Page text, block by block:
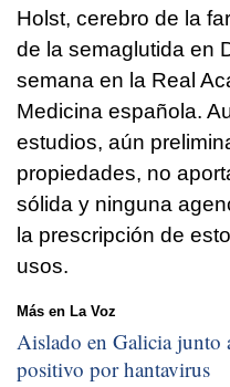
Holst, cerebro de la
de la semaglutida en
semana en la Real
Medicina española.
estudios, aún
propiedades, no
sólida y ninguna
la prescripción de
usos.
Más en La Voz
Aislado en Galicia junto
positivo por hantavirus